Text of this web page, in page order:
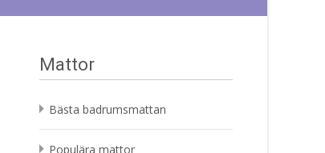
Mattor
Bästa badrumsmattan
Populära mattor